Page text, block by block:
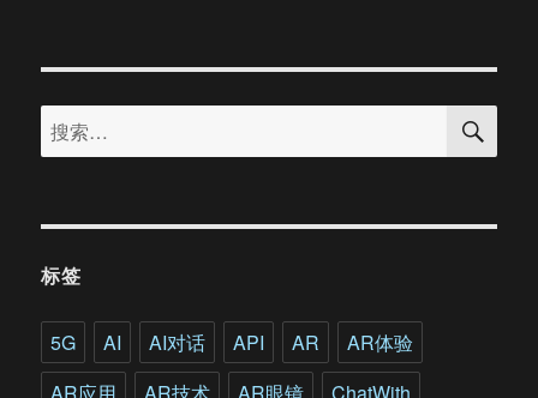
制
人
亚
的
长
尾
搜
索：
搜
标签
5G AI AI对话 API AR
AR体验